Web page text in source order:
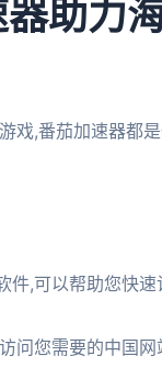
助力
戏,番茄加速器都
,可以帮助您快
问您需要的中国网